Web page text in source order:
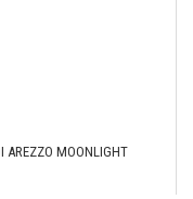
AREZZO MOONLIGHT